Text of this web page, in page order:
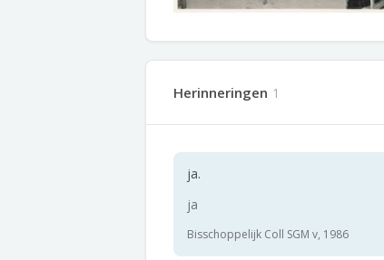
Herinneringen 1
ja.
ja
Bisschoppelijk Coll SGM v, 1986